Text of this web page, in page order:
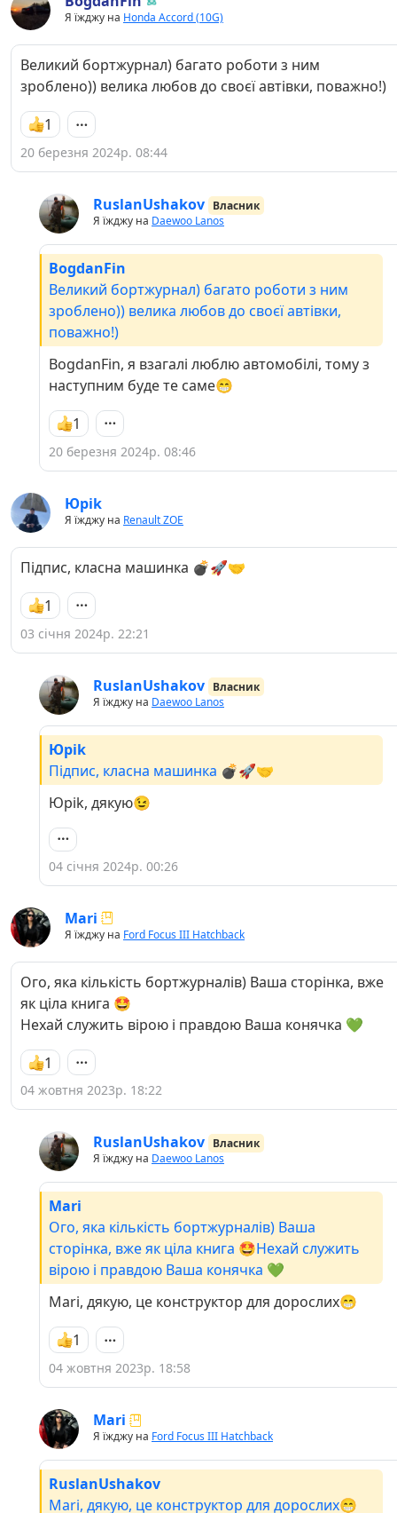
Я їжджу на Honda Accord (10G)
Великий бортжурнал) багато роботи з ним
зроблено)) велика любов до своєї автівки, поважно!)
1
20 березня 2024р. 08:44
RuslanUshakov Власник
Я їжджу на Daewoo Lanos
BogdanFin
Великий бортжурнал) багато роботи з ним
зроблено)) велика любов до своєї автівки,
поважно!)
BogdanFin, я взагалі люблю автомобілі, тому з
наступним буде те саме😁
1
20 березня 2024р. 08:46
Юріk
Я їжджу на Renault ZOE
Підпис, класна машинка 💣🚀🤝
1
03 січня 2024р. 22:21
RuslanUshakov Власник
Я їжджу на Daewoo Lanos
Юріk
Підпис, класна машинка 💣🚀🤝
Юріk, дякую😉
04 січня 2024р. 00:26
Mari
Я їжджу на Ford Focus III Hatchback
Ого, яка кількість бортжурналів) Ваша сторінка, вже
як ціла книга 🤩
Нехай служить вірою і правдою Ваша конячка 💚
1
04 жовтня 2023р. 18:22
RuslanUshakov Власник
Я їжджу на Daewoo Lanos
Mari
Ого, яка кількість бортжурналів) Ваша
сторінка, вже як ціла книга 🤩Нехай служить
вірою і правдою Ваша конячка 💚
Mari, дякую, це конструктор для дорослих😁
1
04 жовтня 2023р. 18:58
Mari
Я їжджу на Ford Focus III Hatchback
RuslanUshakov
Mari, дякую, це конструктор для дорослих😁